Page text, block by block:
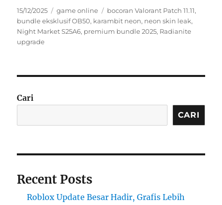
Posted
on
15/12/2025 Categories
game online Tags
bocoran Valorant Patch 11.11,
bundle eksklusif OB50, karambit neon, neon skin leak,
Night Market S25A6, premium bundle 2025, Radianite
upgrade
Cari
CARI
Recent Posts
Roblox Update Besar Hadir, Grafis Lebih